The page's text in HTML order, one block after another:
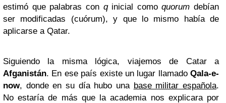
estimó que palabras con qinicial comoquorum debían
ser modificadas (cuórum), y que lo mismo había de
aplicarse a Qatar.
Siguiendo la misma lógica, viajemos de Catar a
Afganistán. En ese país existe un lugar llamado Qala-e-
now, donde en su día hubo una base militar española.
No estaría de más que la academia nos explicara por